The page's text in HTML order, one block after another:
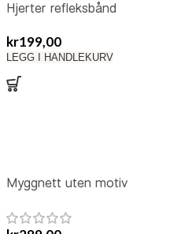
Hjerter refleksbånd
kr199,00
LEGG I HANDLEKURV
Myggnett uten motiv